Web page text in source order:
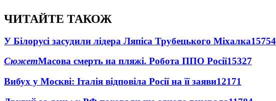
ЧИТАЙТЕ ТАКОЖ
У Білорусі засудили лідера Ляпіса Трубецького Міхалка15754
СюжетМасова смерть на пляжі. Робота ППО Росії15327
Вибух у Москві: Італія відповіла Росії на її заяви12171